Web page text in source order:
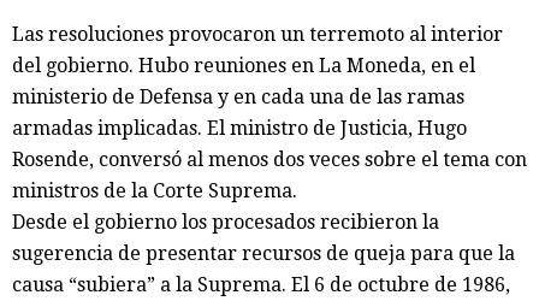
Las resoluciones provocaron un terremoto al interior
del gobierno. Hubo reuniones en La Moneda, en el
ministerio de Defensa y en cada una de las ramas
armadas implicadas. El ministro de Justicia, Hugo
Rosende, conversó al menos dos veces sobre el tema con
ministros de la Corte Suprema.
Desde el gobierno los procesados recibieron la
sugerencia de presentar recursos de queja para que la
causa “subiera” a la Suprema. El 6 de octubre de 1986,